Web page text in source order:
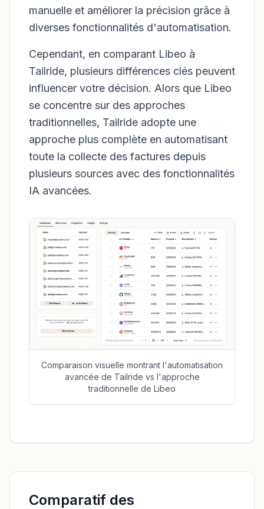
manuelle et améliorer la précision grâce à
diverses fonctionnalités d'automatisation.
Cependant, en comparant Libeo à
Tailride, plusieurs différences clés peuvent
influencer votre décision. Alors que Libeo
se concentre sur des approches
traditionnelles, Tailride adopte une
approche plus complète en automatisant
toute la collecte des factures depuis
plusieurs sources avec des fonctionnalités
IA avancées.
Comparaison visuelle montrant l'automatisation
avancée de Tailride vs l'approche
traditionnelle de Libeo
Comparatif des